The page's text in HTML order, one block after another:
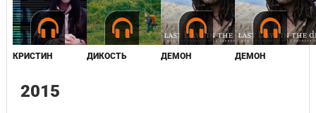
КРИСТИН ДИКОСТЬ ДЕМОН ДЕМОН
2015